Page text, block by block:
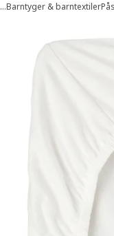
…Barntyger & barntextiler
bilder